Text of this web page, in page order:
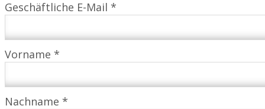
Geschäftliche E-Mail *
Vorname *
Nachname *